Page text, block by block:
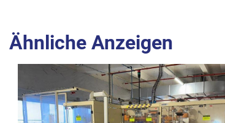
Ähnliche Anzeigen